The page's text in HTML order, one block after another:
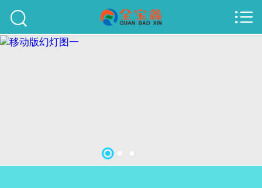
关于我们

